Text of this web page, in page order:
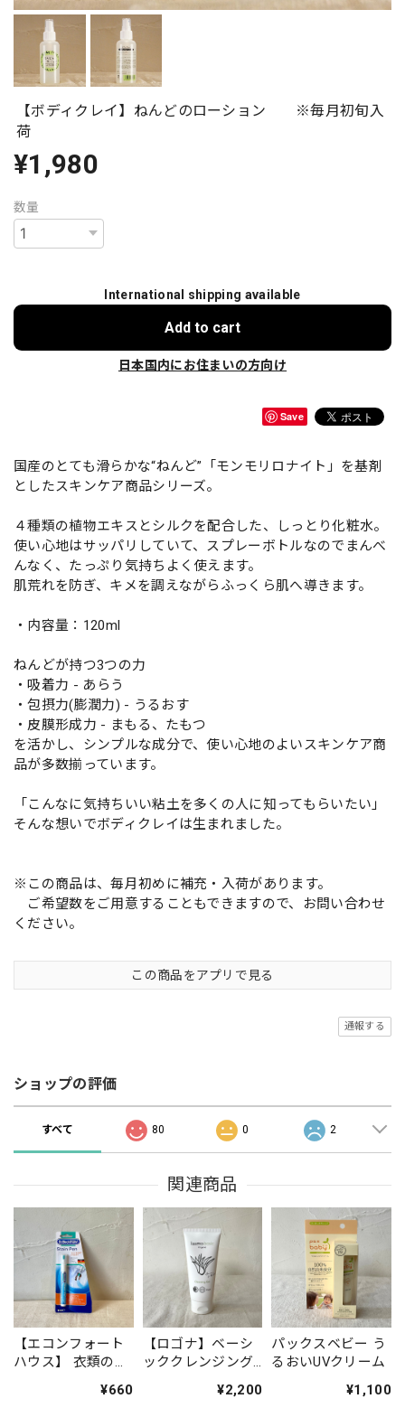
【ボディクレイ】ねんどのローション ※毎月初旬入
荷
¥1,980
数量
International shipping available
Add to cart
日本国内にお住まいの方向け
Save
国産のとても滑らかな“ねんど”「モンモリロナイト」を基剤
としたスキンケア商品シリーズ。
４種類の植物エキスとシルクを配合した、しっとり化粧水。
使い心地はサッパリしていて、スプレーボトルなのでまんべ
んなく、たっぷり気持ちよく使えます。
肌荒れを防ぎ、キメを調えながらふっくら肌へ導きます。
・内容量：120ml
ねんどが持つ3つの力
・吸着力 - あらう
・包摂力(膨潤力) - うるおす
・皮膜形成力 - まもる、たもつ
を活かし、シンプルな成分で、使い心地のよいスキンケア商
品が多数揃っています。
「こんなに気持ちいい粘土を多くの人に知ってもらいたい」
そんな想いでボディクレイは生まれました。
※この商品は、毎月初めに補充・入荷があります。
ご希望数をご用意することもできますので、お問い合わせ
ください。
この商品をアプリで見る
通報する
ショップの評価
すべて 80 0 2
関連商品
【エコンフォート
ハウス】 衣類のシ
¥660
【ロゴナ】ベーシ
ッククレンジング
¥2,200
パックスベビー う
るおいUVクリーム
¥1,100